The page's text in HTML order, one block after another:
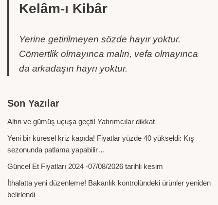
Kelâm-ı Kibâr
Yerine getirilmeyen sözde hayır yoktur.
Cömertlik olmayınca malın, vefa olmayınca
da arkadaşın hayrı yoktur.
Son Yazılar
Altın ve gümüş uçuşa geçti! Yatırımcılar dikkat
Yeni bir küresel kriz kapıda! Fiyatlar yüzde 40 yükseldi: Kış
sezonunda patlama yapabilir…
Güncel Et Fiyatları 2024 -07/08/2026 tarihli kesim
İthalatta yeni düzenleme! Bakanlık kontrolündeki ürünler yeniden
belirlendi